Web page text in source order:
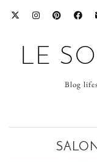
LE
Blog